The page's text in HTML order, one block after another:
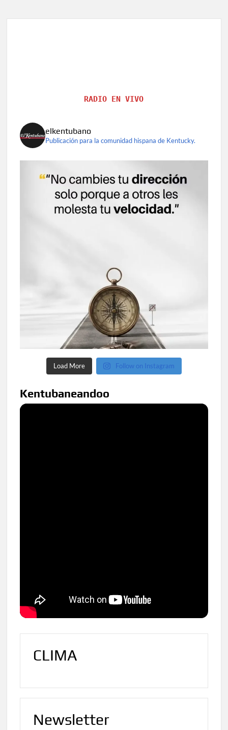
RADIO EN VIVO
elkentubano
Publicación para la comunidad hispana de Kentucky.
Load More Follow on Instagram
Kentubaneandoo
CLIMA
Newsletter